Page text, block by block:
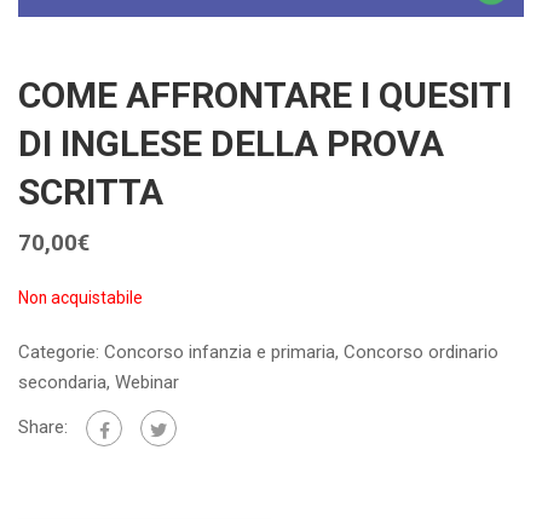
COME AFFRONTARE I QUESITI
DI INGLESE DELLA PROVA
SCRITTA
70,00€
Non acquistabile
Categorie: Concorso infanzia e primaria, Concorso ordinario
secondaria, Webinar
Share: